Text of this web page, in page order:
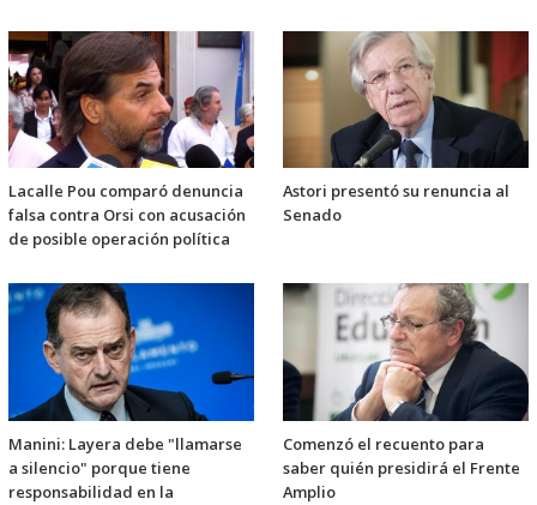
Lacalle Pou comparó denuncia
falsa contra Orsi con acusación
de posible operación política
Astori presentó su renuncia al
Senado
Manini: Layera debe "llamarse
a silencio" porque tiene
responsabilidad en la
Comenzó el recuento para
saber quién presidirá el Frente
Amplio